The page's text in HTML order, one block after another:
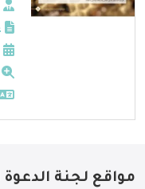
مواقع لجنة الدعوة